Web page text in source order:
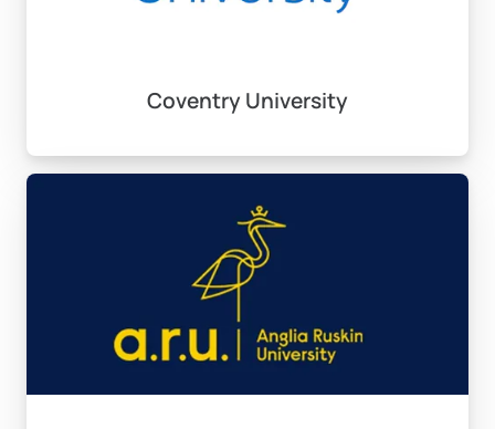
Lisans Programları ve
sahiptir. Normal lisans programları genel itibarıyla 3 yıl
sürse de, bazı programlar için 1 yıllık staj imkanı sunan
“sandviç programları” tercih edilebilir. Bu programlar,
uygulamalı deneyim kazanmanıza yardımcı olurken,
eğitim sürenizi 4 yıla çıkarma fırsatı sunar. Tıp ve
programlara başvurduğunuzda, eğitim sürecinin
uzunluğunu dikkate almanız önemlidir.
Coventry University